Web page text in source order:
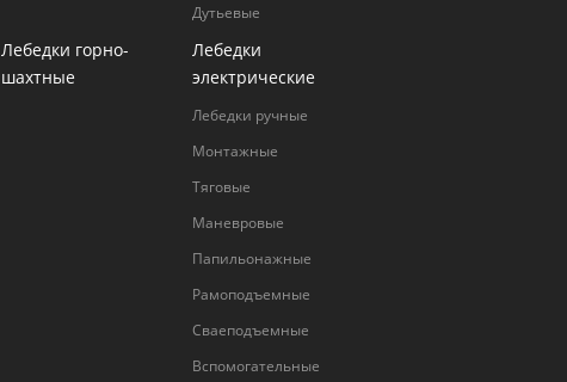
Дутьевые
Лебедки горно-
шахтные
Лебедки
электрические
Лебедки ручные
Монтажные
Тяговые
Маневровые
Папильонажные
Рамоподъемные
Сваеподъемные
Вспомогательные